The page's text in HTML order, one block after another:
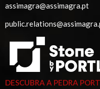
assimagra@assimagra.pt
DESCUBRA A PEDRA